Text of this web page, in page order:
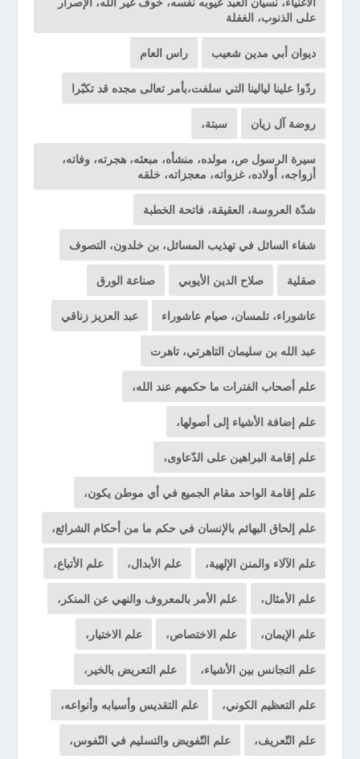
على الذنوب، الغفلة
ديوان أبي مدين شعيب راس العام
ردّوا علينا ليالينا التي سلفت،بأمر تعالى مجده قد تكبّرا
روضة آل زيان سبتة،
سيرة الرسول ص، مولده، منشأه، مبعثه، هجرته، وفاته،
أزواجه، أولاده، غزواته، معجزاته، خلقه
شدّة العروسة، العقيقة، فاتحة الخطبة
شفاء السائل في تهذيب المسائل، بن خلدون، التصوف
صقلية صلاح الدين الأيوبي صناعة الورق
عاشوراء، تلمسان، صيام عاشوراء عبد العزيز زناقي
عبد الله بن سليمان التاهرتي، تاهرت
علم أصحاب الفترات ما حكمهم عند الله،
علم إضافة الأشياء إلى أصولها،
علم إقامة البراهين على الدّعاوى،
علم إقامة الواحد مقام الجميع في أي موطن يكون،
علم إلحاق البهائم بالإنسان في حكم ما من أحكام الشرائع،
علم الآلاء والمنن الإلهية، علم الأبدال، علم الأتباع،
علم الأمثال، علم الأمر بالمعروف والنهي عن المنكر،
علم الإيمان، علم الاختصاص، علم الاختيار،
علم التجانس بين الأشياء، علم التعريض بالخير،
علم التعظيم الكوني، علم التقديس وأسبابه وأنواعه،
علم التّعريف، علم التّفويض والتسليم في النّفوس،